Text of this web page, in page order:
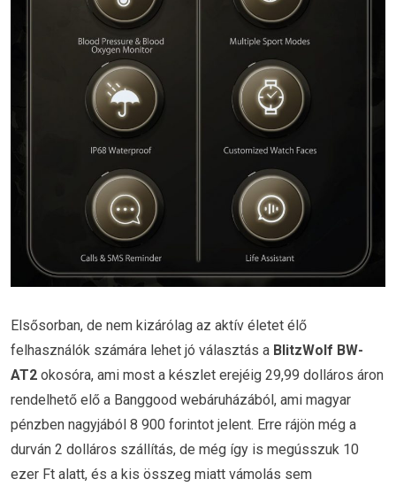
Elsősorban, de nem kizárólag az aktív életet élő
felhasználók számára lehet jó választás a BlitzWolf BW-
AT2 okosóra, ami most a készlet erejéig 29,99 dolláros áron
rendelhető elő a Banggood webáruházából, ami magyar
pénzben nagyjából 8 900 forintot jelent. Erre rájön még a
durván 2 dolláros szállítás, de még így is megússzuk 10
ezer Ft alatt, és a kis összeg miatt vámolás sem